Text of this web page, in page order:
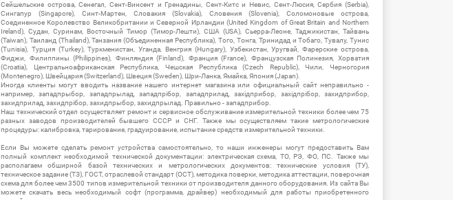
Сейшельские острова, Сенегал, Сент-Винсент и Гренадины, Сент-Китс и Невис, Сент-Люсия, Сербия (Serbia),
Сингапур (Singapore), Синт-Мартен, Словакия (Slovakia), Словения (Slovenia), Соломоновые острова,
Соединенное Королевство Великобритании и Северной Ирландии (United Kingdom of Great Britain and Northern
Ireland), Судан, Суринам, Восточный Тимор (Тимор-Лешти), США (USA), Сьерра-Леоне, Таджикистан, Тайвань
(Taiwan), Таиланд (Thailand), Танзания (Объединенная Республика), Того, Тонга, Тринидад и Тобаго, Тувалу, Тунис
(Tunisia), Турция (Turkey), Туркменистан, Уганда, Венгрия (Hungary), Узбекистан, Уругвай, Фарерские острова,
Фиджи, Филиппины (Philippines), Финляндия (Finland), Франция (France), Французская Полинезия, Хорватия
(Croatia), Центральноафриканская Республика, Чешская Республика (Czech Republic), Чили, Черногория
(Montenegro), Швейцария (Switzerland), Швеция (Sweden), Шри-Ланка, Ямайка, Япония (Japan).
Иногда клиенты могут вводить название нашего интернет магазина или официальный сайт неправильно -
например, западпрыбор, западпрылад, западпрібор, западприлад, західприбор, західпрібор, захидприбор,
захидприлад, захидпрібор, захидпрыбор, захидпрылад. Правильно - западприбор.
Наш технический отдел осуществляет ремонт и сервисное обслуживание измерительной техники более чем 75
разных заводов производителей бывшего СССР и СНГ. Также мы осуществляем такие метрологические
процедуры: калибровка, тарирование, градуирование, испытание средств измерительной техники.
Если Вы можете сделать ремонт устройства самостоятельно, то наши инженеры могут предоставить Вам
полный комплект необходимой технической документации: электрическая схема, ТО, РЭ, ФО, ПС. Также мы
располагаем обширной базой технических и метрологических документов: технические условия (ТУ),
техническое задание (ТЗ), ГОСТ, отраслевой стандарт (ОСТ), методика поверки, методика аттестации, поверочная
схема для более чем 3500 типов измерительной техники от производителя данного оборудования. Из сайта Вы
можете скачать весь необходимый софт (программа, драйвер) необходимый для работы приобретенного